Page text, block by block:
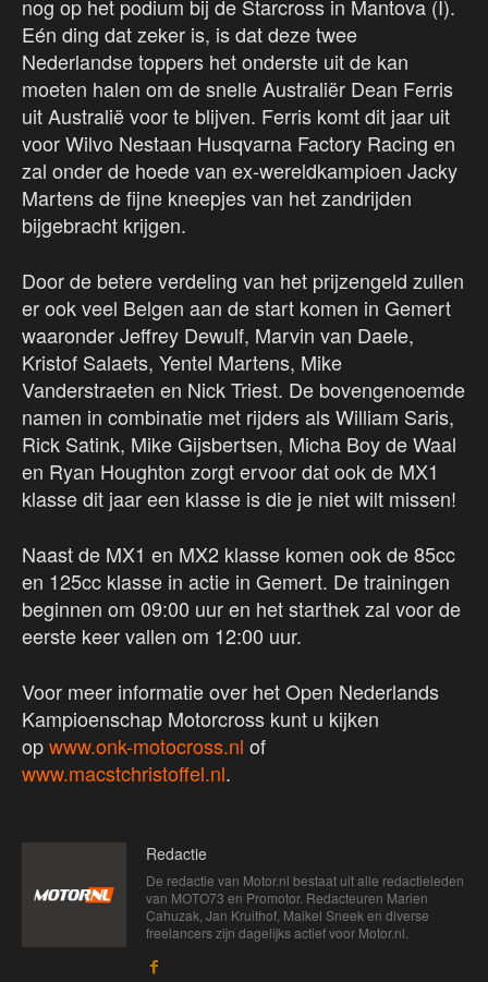
nog op het podium bij de Starcross in Mantova (I).
Eén ding dat zeker is, is dat deze twee
Nederlandse toppers het onderste uit de kan
moeten halen om de snelle Australiër Dean Ferris
uit Australië voor te blijven. Ferris komt dit jaar uit
voor Wilvo Nestaan Husqvarna Factory Racing en
zal onder de hoede van ex-wereldkampioen Jacky
Martens de fijne kneepjes van het zandrijden
bijgebracht krijgen.
Door de betere verdeling van het prijzengeld zullen
er ook veel Belgen aan de start komen in Gemert
waaronder Jeffrey Dewulf, Marvin van Daele,
Kristof Salaets, Yentel Martens, Mike
Vanderstraeten en Nick Triest. De bovengenoemde
namen in combinatie met rijders als William Saris,
Rick Satink, Mike Gijsbertsen, Micha Boy de Waal
en Ryan Houghton zorgt ervoor dat ook de MX1
klasse dit jaar een klasse is die je niet wilt missen!
Naast de MX1 en MX2 klasse komen ook de 85cc
en 125cc klasse in actie in Gemert. De trainingen
beginnen om 09:00 uur en het starthek zal voor de
eerste keer vallen om 12:00 uur.
Voor meer informatie over het Open Nederlands
Kampioenschap Motorcross kunt u kijken
opwww.onk-motocross.nl of
www.macstchristoffel.nl.
Redactie
De redactie van Motor.nl bestaat uit alle redactieleden
van MOTO73 en Promotor. Redacteuren Marien
Cahuzak, Jan Kruithof, Maikel Sneek en diverse
freelancers zijn dagelijks actief voor Motor.nl.